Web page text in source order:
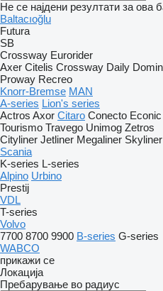
Не се најдени резултати за ова
Baltacıoğlu
Futura
SB
Crossway Eurorider
Axer Citelis Crossway Daily
Proway Recreo
Knorr-Bremse MAN
A-series Lion's series
Actros Axor Citaro Conecto Econic
Tourismo Travego Unimog Zetros
Cityliner Jetliner Megaliner Skyliner
Scania
K-series L-series
Alpino Urbino
Prestij
VDL
T-series
Volvo
7700 8700 9900 B-series G-series
WABCO
прикажи се
Локација
Пребарување во радиус